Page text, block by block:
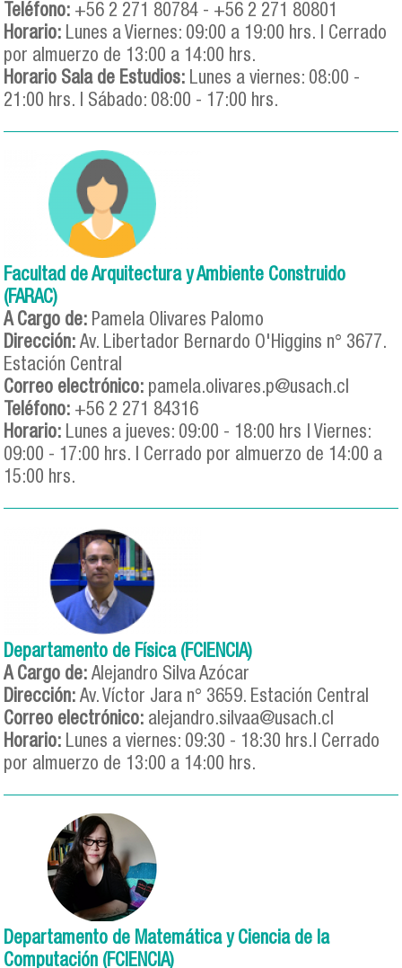
Teléfono: +56 2 271 80784 - +56 2 271 80801
Horario: Lunes a Viernes: 09:00 a 19:00 hrs. | Cerrado
por almuerzo de 13:00 a 14:00 hrs.
Horario Sala de Estudios: Lunes a viernes: 08:00 -
21:00 hrs. | Sábado: 08:00 - 17:00 hrs.
Facultad de Arquitectura y Ambiente Construido
(FARAC)
A Cargo de: Pamela Olivares Palomo
Dirección: Av. Libertador Bernardo O'Higgins n° 3677.
Estación Central
Correo electrónico: pamela.olivares.p@usach.cl
Teléfono: +56 2 271 84316
Horario: Lunes a jueves: 09:00 - 18:00 hrs | Viernes:
09:00 - 17:00 hrs. | Cerrado por almuerzo de 14:00 a
15:00 hrs.
Departamento de Física (FCIENCIA)
A Cargo de: Alejandro Silva Azócar
Dirección: Av. Víctor Jara n° 3659. Estación Central
Correo electrónico: alejandro.silvaa@usach.cl
Horario: Lunes a viernes: 09:30 - 18:30 hrs.| Cerrado
por almuerzo de 13:00 a 14:00 hrs.
Departamento de Matemática y Ciencia de la
Computación (FCIENCIA)